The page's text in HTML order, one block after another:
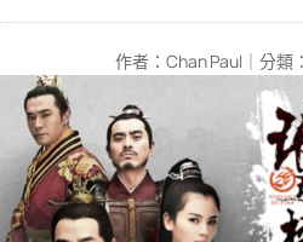
作者： Chan Paul ｜ 分類：